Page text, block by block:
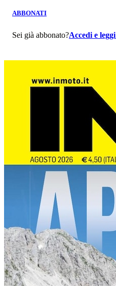
ABBONATI
Sei già abbonato?Accedi e leggi